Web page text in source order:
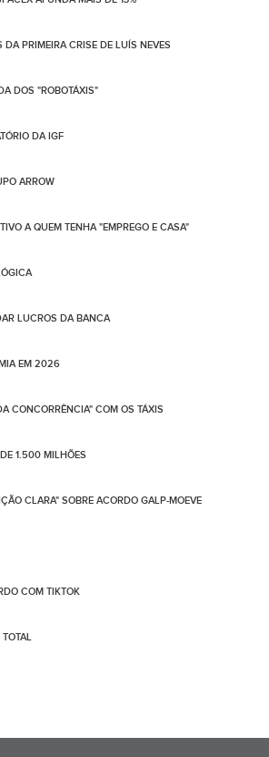
DA PRIMEIRA CRISE DE LUÍS NEVES
DOS "ROBOTÁXIS"
DA IGF
ARROW
A QUEM TENHA "EMPREGO E CASA"
LUCROS DA BANCA
EM 2026
CONCORRÊNCIA" COM OS TÁXIS
1.500 MILHÕES
CLARA" SOBRE ACORDO GALP-MOEVE
COM TIKTOK